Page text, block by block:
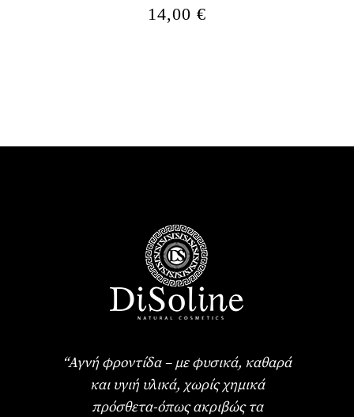
14,00€
“Αγνή φροντίδα – με φυσικά, καθαρά
και υγιή υλικά, χωρίς χημικά
πρόσθετα-όπως ακριβώς τα